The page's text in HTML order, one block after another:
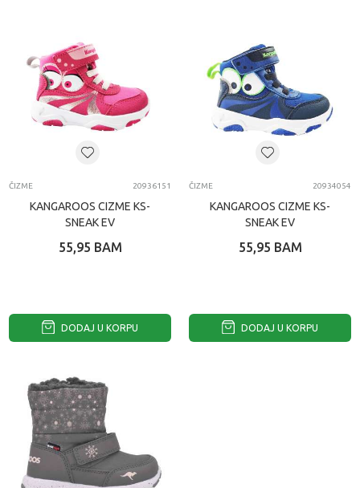
ČIZME 20936151
KANGAROOS CIZME KS-
SNEAK EV
55,95 BAM
DODAJ U KORPU
ČIZME 20934054
KANGAROOS CIZME KS-
SNEAK EV
55,95 BAM
DODAJ U KORPU